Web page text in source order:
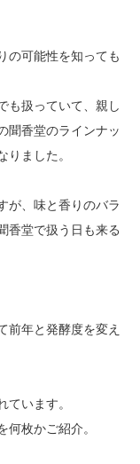
の可能性を知っても
も扱っていて、親し
聞香堂のラインナッ
りました。
が、味と香りのバラ
香堂で扱う日も来る
前年と発酵度を変え
ています。
枚かご紹介。